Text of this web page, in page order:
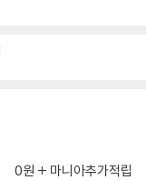
0원 마니아추가적립